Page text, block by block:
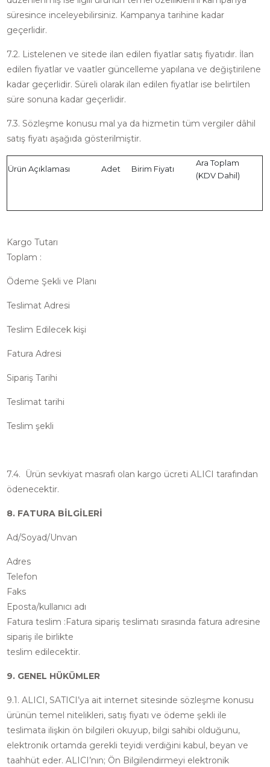
süresince inceleyebilirsiniz. Kampanya tarihine kadar
geçerlidir.
7.2. Listelenen ve sitede ilan edilen fiyatlar satış fiyatıdır. İlan
edilen fiyatlar ve vaatler güncelleme yapılana ve değiştirilene
kadar geçerlidir. Süreli olarak ilan edilen fiyatlar ise belirtilen
süre sonuna kadar geçerlidir.
7.3. Sözleşme konusu mal ya da hizmetin tüm vergiler dâhil
satış fiyatı aşağıda gösterilmiştir.
Ürün Açıklaması Adet Birim Fiyatı
Ara Toplam
(KDV Dahil)
Kargo Tutarı
Toplam :
Ödeme Şekli ve Planı
Teslimat Adresi
Teslim Edilecek kişi
Fatura Adresi
Sipariş Tarihi
Teslimat tarihi
Teslim şekli
7.4. Ürün sevkiyat masrafı olan kargo ücreti ALICI tarafından
ödenecektir.
8. FATURA BİLGİLERİ
Ad/Soyad/Unvan
Adres
Telefon
Faks
Eposta/kullanıcı adı
Fatura teslim :Fatura sipariş teslimatı sırasında fatura adresine
sipariş ile birlikte
teslim edilecektir.
9. GENEL HÜKÜMLER
9.1. ALICI, SATICI’ya ait internet sitesinde sözleşme konusu
ürünün temel nitelikleri, satış fiyatı ve ödeme şekli ile
teslimata ilişkin ön bilgileri okuyup, bilgi sahibi olduğunu,
elektronik ortamda gerekli teyidi verdiğini kabul, beyan ve
taahhüt eder. ALICI’nın; Ön Bilgilendirmeyi elektronik